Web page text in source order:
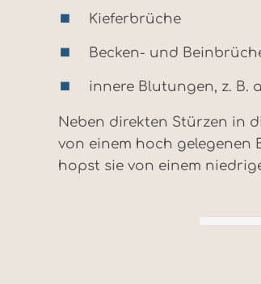
Kieferbrüche
Becken- und
innere Blutungen, z. B.
Neben direkten Stürzen in
von einem hoch
hopst sie von einem